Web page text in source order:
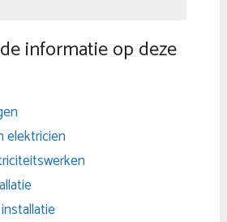
informatie op deze
elektricien